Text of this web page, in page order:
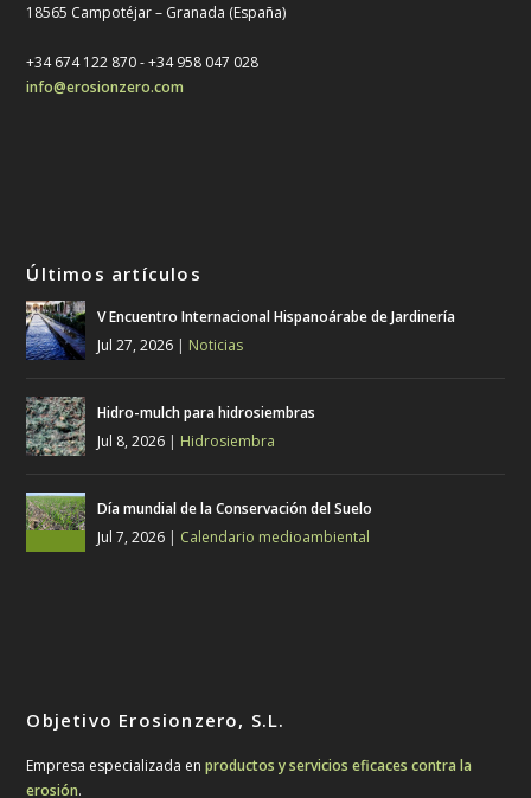
18565 Campotéjar – Granada (España)
+34 674 122 870 - ‎+34 958 047 028
info@erosionzero.com
Últimos artículos
V Encuentro Internacional Hispanoárabe de Jardinería
Jul 27, 2026 | Noticias
Hidro-mulch para hidrosiembras
Jul 8, 2026 | Hidrosiembra
Día mundial de la Conservación del Suelo
Jul 7, 2026 | Calendario medioambiental
Objetivo Erosionzero, S.L.
Empresa especializada enproductos y servicios eficaces contra la
erosión.